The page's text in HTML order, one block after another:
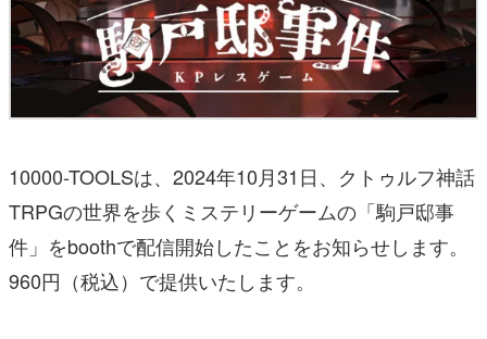
10000-TOOLSは、2024年10月31日、クトゥルフ神話
TRPGの世界を歩くミステリーゲームの「駒戸邸事
件」をboothで配信開始したことをお知らせします。
960円（税込）で提供いたします。